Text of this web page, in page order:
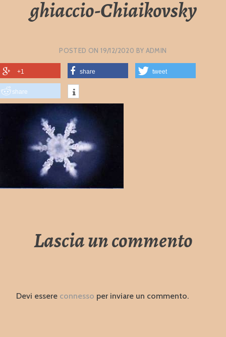
ghiaccio-Chiaikovsky
POSTED ON19/12/2020 BY ADMIN
+1 share tweet
share
Lascia un commento
Devi essere connesso per inviare un commento.